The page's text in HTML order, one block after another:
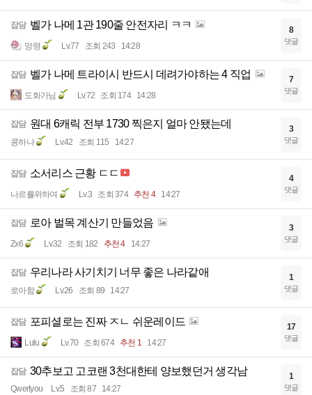
잡담 벨가 나메 1관 190줄 안전자리 ㅋㅋ
망령 Lv.77 조회 243 14:28
8
댓글
잡담 벨가 나메 트라이시 반드시 데려가야하는 4 직업
도화가님 Lv.72 조회 174 14:28
7
댓글
잡담 원대 6캐릭 전부 1730 찍은지 얼마 안됐는데
콩하나 Lv.42 조회 115 14:27
3
댓글
잡담 소서리스 근황 ㄷㄷ
나르를위하여 Lv.3 조회 374 추천 4 14:27
4
댓글
잡담 로아 벌목 계산기 만들었음
Zx6 Lv.32 조회 182 추천 4 14:27
3
댓글
잡담 우리나라 사기치기 너무 좋은 나라같애
로아함 Lv.26 조회 89 14:27
1
댓글
잡담 포피셜로는 진짜 ㅈㄴ 쉬운레이드
Lulu Lv.70 조회 674 추천 1 14:27
17
댓글
잡담 30추보고 고코랜 3천대한테 양보했던거 생각남
Qwertyou Lv.5 조회 87 14:27
1
댓글